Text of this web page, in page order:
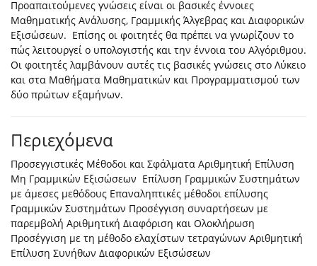
Προαπαιτούμενες γνώσεις είναι οι βασικές έννοιες
Μαθηματικής Ανάλυσης, Γραμμικής Άλγεβρας και Διαφορικών
Εξισώσεων. Επίσης οι φοιτητές θα πρέπει να γνωρίζουν το
πώς λειτουργεί ο υπολογιστής και την έννοια του Αλγόριθμου.
Οι φοιτητές λαμβάνουν αυτές τις βασικές γνώσεις στο Λύκειο
και στα Μαθήματα Μαθηματικών και Προγραμματισμού των
δύο πρώτων εξαμήνων.
Περιεχόμενα
Προσεγγιστικές Μέθοδοι και Σφάλματα Αριθμητική Επίλυση
Μη Γραμμικών Εξισώσεων Επίλυση Γραμμικών Συστημάτων
με άμεσες μεθόδους Επαναληπτικές μέθοδοι επίλυσης
Γραμμικών Συστημάτων Προσέγγιση συναρτήσεων με
παρεμβολή Αριθμητική Διαφόριση και Ολοκλήρωση
Προσέγγιση με τη μέθοδο ελαχίστων τετραγώνων Αριθμητική
Επίλυση Συνήθων Διαφορικών Εξισώσεων